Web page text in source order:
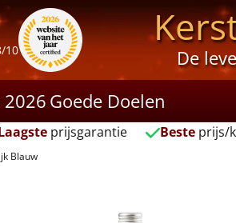
/10
De
Goede Doelen
prijsgarantie Besteprijs/
Blauw